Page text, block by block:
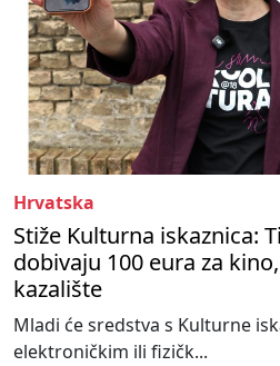
Hrvatska
Stiže Kulturna iskaznica:
dobivaju 100 eura za
kazalište
Mladi će sredstva s Kulturne
elektroničkim ili fizičk...